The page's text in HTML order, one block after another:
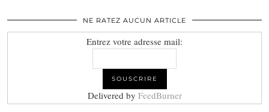
NE RATEZ AUCUN ARTICLE
Entrez votre adresse mail:
Delivered by FeedBurner